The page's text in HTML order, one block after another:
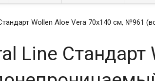
Wollen Aloe Vera 70x140 см, №961
Line Стандарт